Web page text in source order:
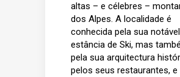
altas – e célebres –
dos Alpes. A localidade é
conhecida pela sua notável
estância de Ski, mas
pela sua arquitectura
pelos seus restaurantes, e